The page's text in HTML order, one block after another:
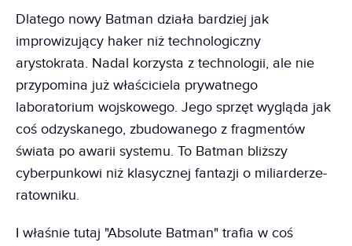
Dlatego nowy Batman działa bardziej jak
improwizujący haker niż technologiczny
arystokrata. Nadal korzysta z technologii, ale nie
przypomina już właściciela prywatnego
laboratorium wojskowego. Jego sprzęt wygląda jak
coś odzyskanego, zbudowanego z fragmentów
świata po awarii systemu. To Batman bliższy
cyberpunkowi niż klasycznej fantazji o miliarderze-
ratowniku.
I właśnie tutaj "Absolute Batman" trafia w coś